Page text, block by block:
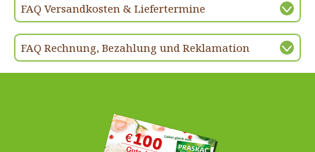
FAQ Versandkosten & Liefertermine
FAQ Rechnung, Bezahlung und Reklamation